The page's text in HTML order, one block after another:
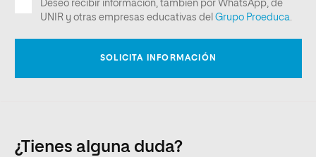
¿Tienes alguna duda?